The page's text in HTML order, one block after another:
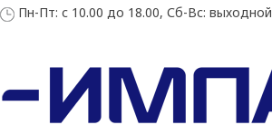
Пн-Пт: с 10.00 до 18.00, Сб-Вс: выходной